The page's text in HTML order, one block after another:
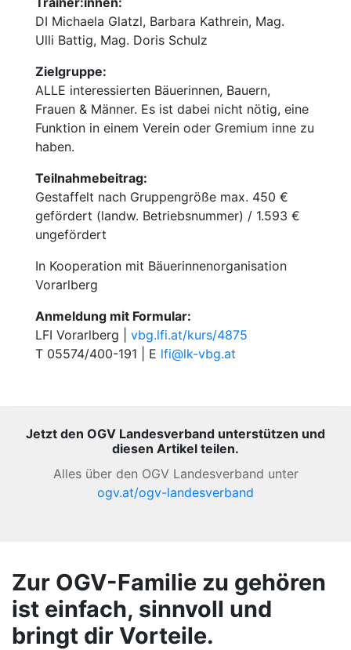
DI Michaela Glatzl, Barbara Kathrein, Mag.
Ulli Battig, Mag. Doris Schulz
Zielgruppe:
ALLE interessierten Bäuerinnen, Bauern,
Frauen & Männer. Es ist dabei nicht nötig, eine
Funktion in einem Verein oder Gremium inne zu
haben.
Teilnahmebeitrag:
Gestaffelt nach Gruppengröße max. 450 €
gefördert (landw. Betriebsnummer) / 1.593 €
ungefördert
In Kooperation mit Bäuerinnenorganisation
Vorarlberg
Anmeldung mit Formular:
LFI Vorarlberg | vbg.lfi.at/kurs/4875
T 05574/400-191 | E lfi@lk-vbg.at
Jetzt den OGV Landesverband unterstützen und
diesen Artikel teilen.
Alles über den OGV Landesverband unter
ogv.at/ogv-landesverband
Zur OGV-Familie zu gehören
ist einfach, sinnvoll und
bringt dir Vorteile.